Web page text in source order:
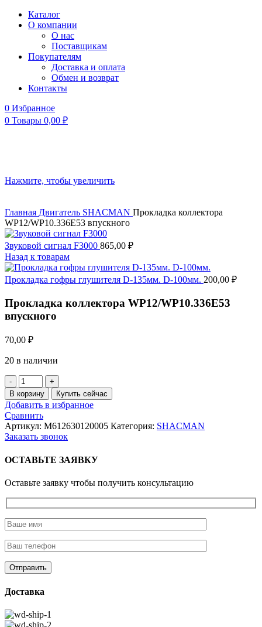
Каталог
О компании
О нас
Поставщикам
Покупателям
Доставка и оплата
Обмен и возврат
Контакты
0 Избранное
0 Товары 0,00 ₽
Нажмите, чтобы увеличить
Главная Двигатель SHACMAN Прокладка коллектора
WP12/WP10.336E53 впускного
Звуковой сигнал F3000 865,00 ₽
Назад к товарам
Прокладка гофры глушителя D-135мм. D-100мм. 200,00 ₽
Прокладка коллектора WP12/WP10.336E53
впускного
70,00 ₽
20 в наличии
Количество
товара
Прокладка
коллектора
WP12/WP10.336E53
впускного
В корзину Купить сейчас
Добавить в избранное
Сравнить
Артикул: M612630120005 Категория: SHACMAN
Заказать звонок
ОСТАВЬТЕ ЗАЯВКУ
Оставьте заявку чтобы получить консультацию
Доставка